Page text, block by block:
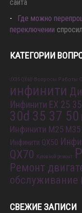
сайта
Где можно
переключении
КАТЕГОРИИ
JX35 QX60 Вопросы Работы
инфинити
Инфинити EX 25
30d 35 37 50
Инфинити M25
Инфинити QX50
QX70 Кузовной ремонт
Ремонт
обслуживание
СВЕЖИЕ ЗАПИСИ